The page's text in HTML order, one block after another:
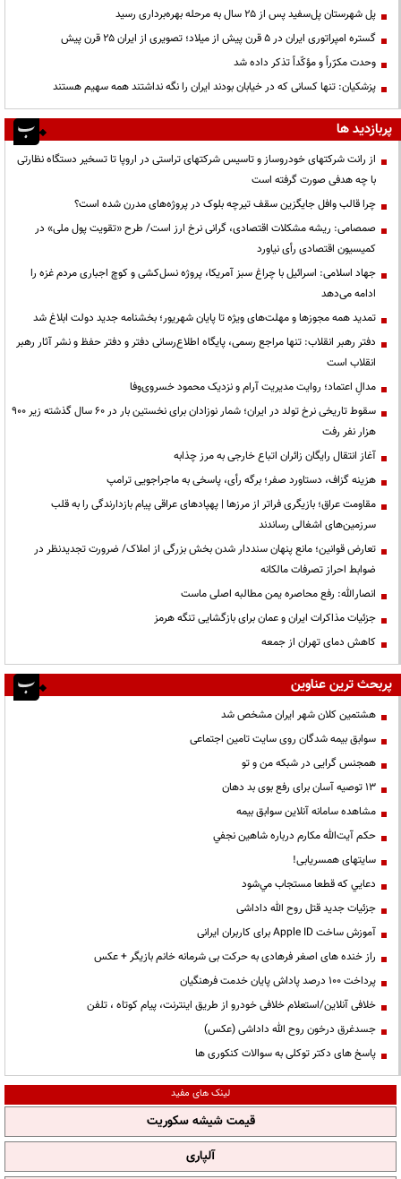
پل شهرستان پل‌سفید پس از ۲۵ سال به مرحله بهره‌برداری رسید
گستره امپراتوری ایران در ۵ قرن پیش از میلاد؛ تصویری از ایران ۲۵ قرن پیش
وحدت مکرّراً و مؤکّداً تذکر داده شد
پزشکیان: تنها کسانی که در خیابان بودند ایران را نگه نداشتند همه سهیم هستند
پربازدید ها
از رانت‌ شرکتهای خودروساز و تاسیس شرکتهای تراستی در اروپا تا تسخیر دستگاه نظارتی
با چه هدفی صورت گرفته است
چرا قالب وافل جایگزین سقف تیرچه بلوک در پروژه‌های مدرن شده است؟
صمصامی: ریشه مشکلات اقتصادی، گرانی نرخ ارز است/ طرح «تقویت پول ملی» در
کمیسیون اقتصادی رأی نیاورد
جهاد اسلامی: اسرائیل با چراغ سبز آمریکا، پروژه نسل‌کشی و کوچ اجباری مردم غزه را
ادامه می‌دهد
تمدید همه مجوزها و مهلت‌های ویژه تا پایان شهریور؛ بخشنامه جدید دولت ابلاغ شد
دفتر رهبر انقلاب: تنها مراجع رسمی، پایگاه اطلاع‌رسانی دفتر و دفتر حفظ و نشر آثار رهبر
انقلاب است
مدالِ اعتماد؛ روایت مدیریت آرام و نزدیک محمود خسروی‌وفا
سقوط تاریخی نرخ تولد در ایران؛ شمار نوزادان برای نخستین بار در ۶۰ سال گذشته زیر ۹۰۰
هزار نفر رفت
آغاز انتقال رایگان زائران اتباع خارجی به مرز چذابه
هزینه گزاف، دستاورد صفر؛ برگه رأی، پاسخی به ماجراجویی ترامپ
مقاومت عراق؛ بازیگری فراتر از مرزها | پهپادهای عراقی پیام بازدارندگی را به قلب
سرزمین‌های اشغالی رساندند
تعارض قوانین؛ مانع پنهان سنددار شدن بخش بزرگی از املاک/ ضرورت تجدیدنظر در
ضوابط احراز تصرفات مالکانه
انصارالله: رفع محاصره یمن مطالبه اصلی ماست
جزئیات مذاکرات ایران و عمان برای بازگشایی تنگه هرمز
کاهش دمای تهران از جمعه
پربحث ترین عناوین
هشتمین کلان شهر ایران مشخص شد
سوابق بیمه شدگان روی سایت تامین اجتماعی
همجنس گرایی در شبکه من و تو
13 توصیه آسان برای رفع بوی بد دهان
مشاهده سامانه آنلاين سوابق بیمه
حكم آيت‌الله مكارم درباره شاهين نجفي
سایتهای همسریابی!
دعايي كه قطعا مستجاب مي‌شود
جزئیات جدید قتل روح الله داداشی
آموزش ساخت Apple ID برای کاربران ایرانی
راز خنده های اصغر فرهادی به حرکت بی شرمانه خانم بازیگر + عکس
پرداخت ۱۰۰ درصد پاداش پایان خدمت فرهنگیان
خلافی آنلاین/استعلام خلافی خودرو از طریق اینترنت، پیام کوتاه ، تلفن
جسدغرق درخون روح الله داداشی (عکس)
پاسخ های دکتر توکلی به سوالات کنکوری ها
لینک های مفید
قیمت شیشه سکوریت
آلپاری